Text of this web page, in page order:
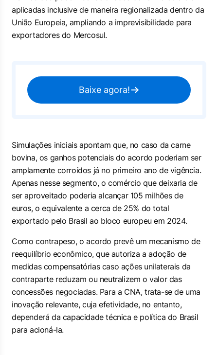
aplicadas inclusive de maneira regionalizada dentro da
União Europeia, ampliando a imprevisibilidade para
exportadores do Mercosul.
Baixe agora!
Simulações iniciais apontam que, no caso da carne
bovina, os ganhos potenciais do acordo poderiam ser
amplamente corroídos já no primeiro ano de vigência.
Apenas nesse segmento, o comércio que deixaria de
ser aproveitado poderia alcançar 105 milhões de
euros, o equivalente a cerca de 25% do total
exportado pelo Brasil ao bloco europeu em 2024.
Como contrapeso, o acordo prevê um mecanismo de
reequilíbrio econômico, que autoriza a adoção de
medidas compensatórias caso ações unilaterais da
contraparte reduzam ou neutralizem o valor das
concessões negociadas. Para a CNA, trata-se de uma
inovação relevante, cuja efetividade, no entanto,
dependerá da capacidade técnica e política do Brasil
para acioná-la.